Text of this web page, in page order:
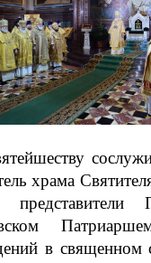
храма
в священном